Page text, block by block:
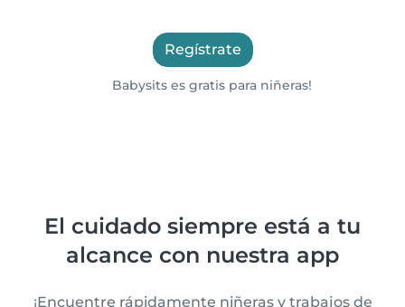
Regístrate
Babysits es gratis para niñeras!
El cuidado siempre está a tu
alcance con nuestra app
¡Encuentre rápidamente niñeras y trabajos de